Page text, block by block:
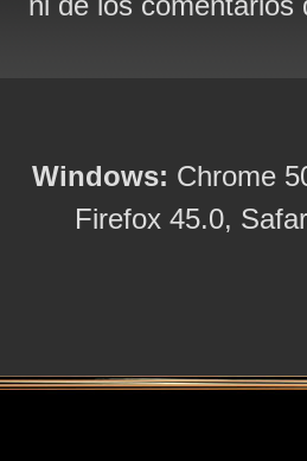
Windows: Chrome
Firefox 45.0,